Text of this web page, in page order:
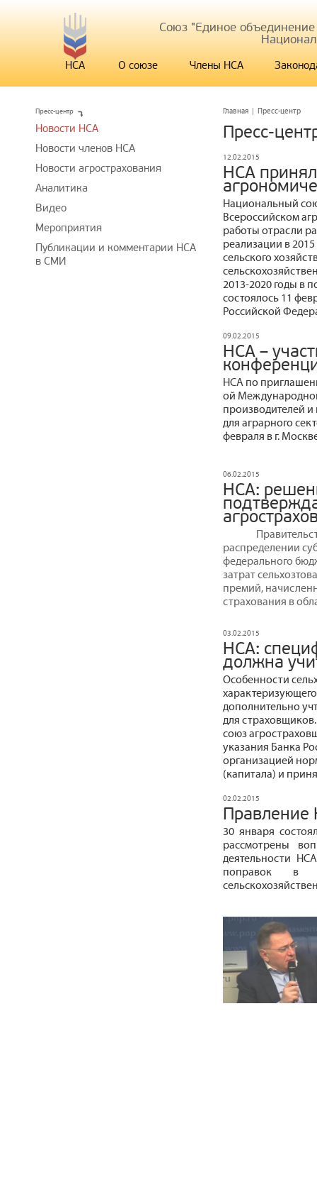
Союз "Единое
НСА О союзе Члены НСА
Главная | Пресс-центр
Пресс-
12.02.2015
НСА принял
Национальный
Всероссийском
работы отрасли
реализации в
сельского
2013-2020 годы в
состоялось 11
Российской
09.02.2015
НСА –
НСА по
ой
производителей и
для аграрного
февраля в г.
06.02.2015
НСА:
распределении
федерального
затрат
премий,
страхования в
03.02.2015
НСА:
должна
Особенности
дополнительно
для
союз
указания Банка
организацией
(капитала) и
02.02.2015
Правление
30 января
рассмотрены
деятельности
поправок
Пресс-центр
Новости НСА
Новости членов НСА
Новости агрострахования
Аналитика
Видео
Мероприятия
Публикации и комментарии НСА
в СМИ